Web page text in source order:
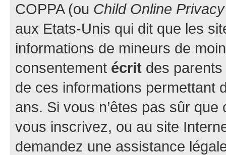
COPPA (ou Child Online
aux Etats-Unis qui dit que les
informations de mineurs de
consentement écrit des parents
de ces informations permettant
ans. Si vous n’êtes pas sûr
vous inscrivez, ou au site
demandez une assistance